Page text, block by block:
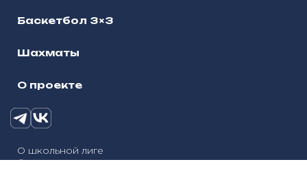
Баскетбол 3×3
Шахматы
О проекте
О школьной лиге
© 2025, Школьная лига городского округа Наро-